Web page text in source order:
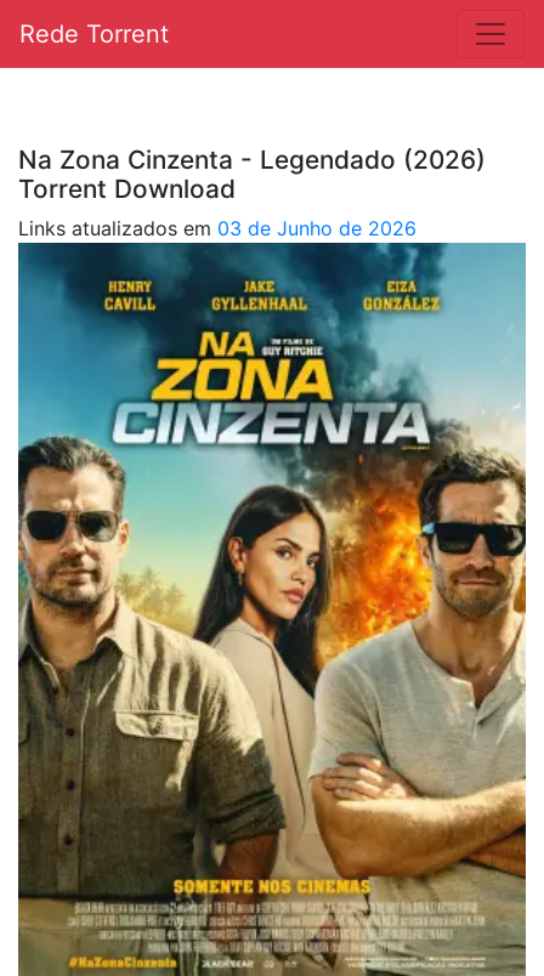
Rede Torrent
Na Zona Cinzenta - Legendado (2026)
Torrent Download
Links atualizados em 03 de Junho de 2026